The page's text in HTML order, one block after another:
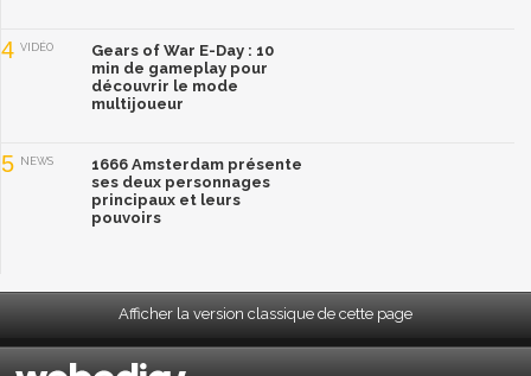
4 VIDÉO
Gears of War E-Day : 10
min de gameplay pour
découvrir le mode
multijoueur
5 NEWS
1666 Amsterdam présente
ses deux personnages
principaux et leurs
pouvoirs
Afficher la version classique de cette page